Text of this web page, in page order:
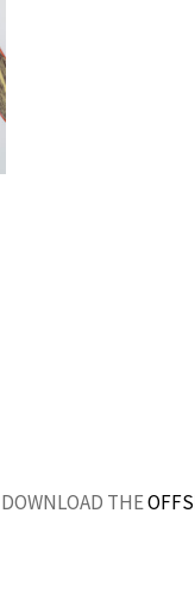
DOWNLOAD THE